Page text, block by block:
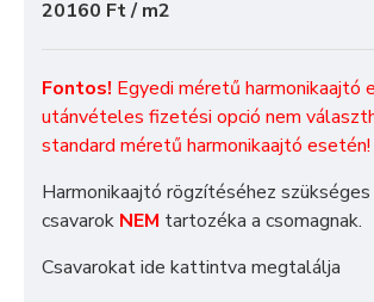
20160 Ft / m2
Fontos! Egyedi méretű harmonikaajtó
utánvételes fizetési opció nem
standard méretű harmonikaajtó esetén!
Harmonikaajtó rögzítéséhez szükséges
csavarok NEM tartozéka a csomagnak.
Csavarokat ide kattintva megtalálja